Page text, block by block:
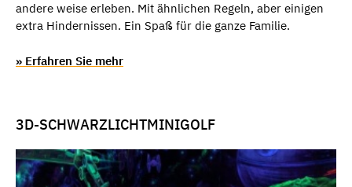
andere weise erleben. Mit ähnlichen Regeln, aber einigen
extra Hindernissen. Ein Spaß für die ganze Familie.
» Erfahren Sie mehr
3D-SCHWARZLICHTMINIGOLF